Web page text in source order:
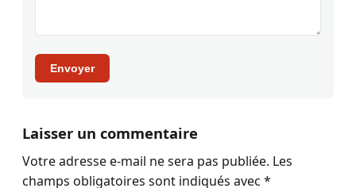
Envoyer
Laisser un commentaire
Votre adresse e-mail ne sera pas publiée. Les
champs obligatoires sont indiqués avec *